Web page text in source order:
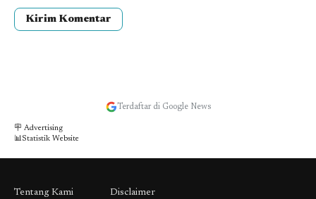
Terdaftar di Google News
🪧 Advertising
📊Statistik Website
Tentang Kami Disclaimer